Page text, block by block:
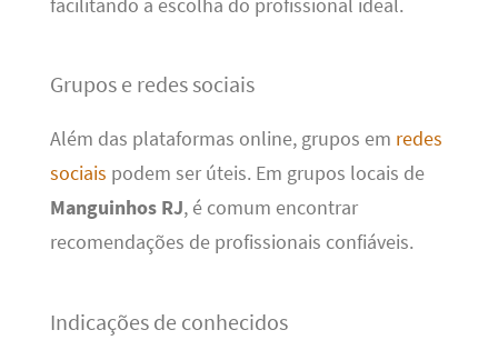
facilitando a escolha do profissional ideal.
Grupos e redes sociais
Além das plataformas online, grupos em redes
sociais podem ser úteis. Em grupos locais de
Manguinhos RJ, é comum encontrar
recomendações de profissionais confiáveis.
Indicações de conhecidos